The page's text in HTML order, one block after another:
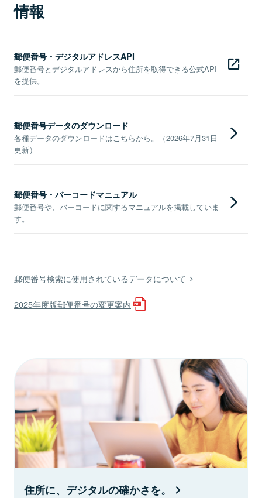
情報
郵便番号・デジタルアドレスAPI
郵便番号とデジタルアドレスから住所を取得できる公式API
を提供。
郵便番号データのダウンロード
各種データのダウンロードはこちらから。（2026年7月31日
更新）
郵便番号・バーコードマニュアル
郵便番号や、バーコードに関するマニュアルを掲載していま
す。
郵便番号検索に使用されているデータについて
2025年度版郵便番号の変更案内
住所に、デジタルの確かさを。